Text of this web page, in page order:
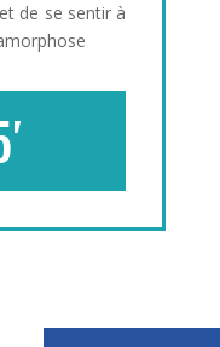
de se sentir à